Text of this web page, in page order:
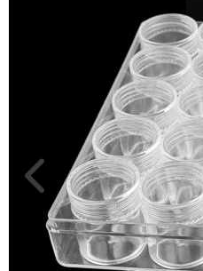
MÉTERÁRU
JELMEZ-
PARTY
KELLÉK
ESKÜVŐRE
KÉSZÜLÜNK